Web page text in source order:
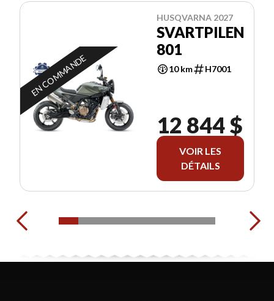
EN COMMANDE
HUSQVARNA 2027
SVARTPILEN
801
10 km H7001
12 844 $
VOIR LES
DÉTAILS